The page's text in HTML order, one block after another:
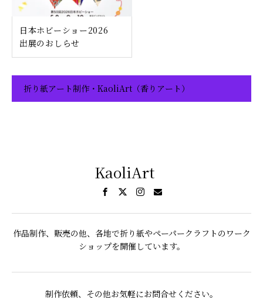
日本ホビーショー2026
出展のおしらせ
折り紙アート制作・KaoliArt（香りアート）
KaoliArt
作品制作、販売の他、各地で折り紙やペーパークラフトのワーク
ショップを開催しています。
制作依頼、その他お気軽にお問合せください。